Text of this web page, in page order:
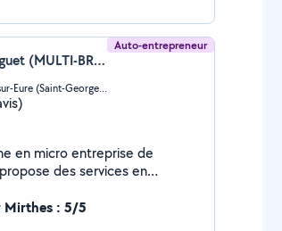
Auto-entrepreneur
Antoine Pinguet (MULTI-BRICO)
Saint-Georges-sur-Eure (Saint-Georges-sur-Eure)
en micro entreprise de
déduction fiscale 50%.
Mirthes : 5/5